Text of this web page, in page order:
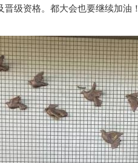
级资格。都大会也要继续加油！